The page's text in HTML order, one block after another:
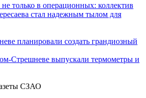
только в операционных: коллектив
стал надежным тылом для
планировали создать грандиозный
Стрешневе выпускали термометры и
СЗАО